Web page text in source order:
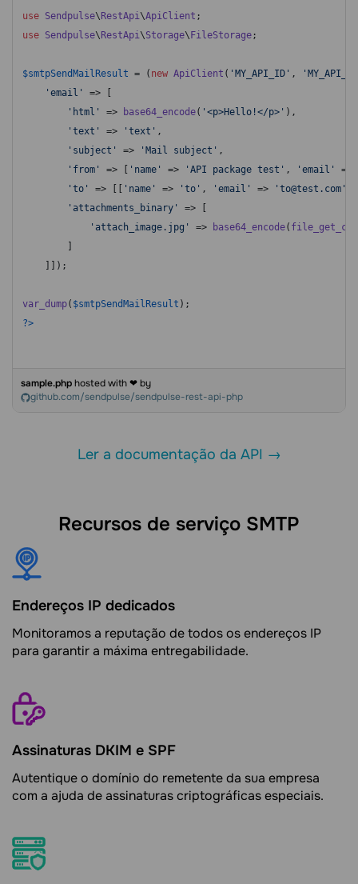
use Sendpulse\ RestApi\ApiClient
use Sendpulse\ RestApi\Storage\ FileStorage;
$smtpSendMailResult = ( new ApiClient ( 'MY_API_ID' ,
'email'
=> [
'html'
=> base64_encode( '<p>Hello!</p>' ),
'text'
=> 'text' ,
'subject'
=> 'Mail subject' ,
'from'
=> [ 'name' => 'API package test' , 'email'
=>
'to'
=> [[ 'name' => 'to' , 'email' => 'to@test.com'
'attachments_binary'
=> [
'attach_image.jpg'
=> base64_encode(
    ]]);
var_dump( $smtpSendMailResult
?>
sample.phphosted with ❤ by
github.com/sendpulse/sendpulse-rest-api-php
Ler a documentação da API →
Recursos de serviço SMTP
Endereços IP dedicados
Monitoramos a reputação de todos os endereços IP
para garantir a máxima entregabilidade.
Assinaturas DKIM e SPF
Autentique o domínio do remetente da sua empresa
com a ajuda de assinaturas criptográficas especiais.